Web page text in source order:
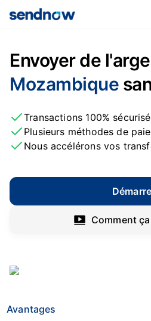
Envoyer de
Mozambique
Transactions 100%
Plusieurs méthodes de
Nous accélérons vos
Comment
Avantages